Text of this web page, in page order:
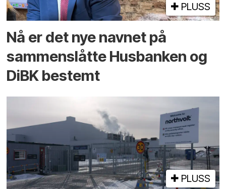
PLUSS
Nå er det nye navnet på
sammenslåtte Husbanken og
DiBK bestemt
PLUSS